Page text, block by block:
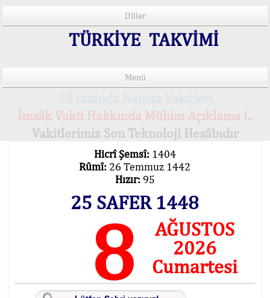
Diller
TÜRKİYE TAKVİMİ
Menü
İmsâk Vakti Hakkında Mühim Açıklama !..
Vakitlerimiz Son Teknoloji Hesâbıdır
Hicrî Şemsî: 1404
Rûmî: 26 Temmuz 1442
Hızır: 95
25 SAFER 1448
8
AĞUSTOS
2026
Cumartesi